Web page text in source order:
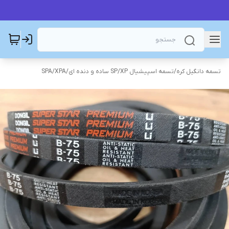
تسمه دانگیل کره/تسمه اسپیشیال SP/XP ساده و دنده ای /
SPA/XPA